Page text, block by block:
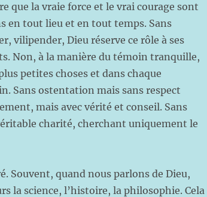
la vraie force et le vrai courage sont
en tout lieu et en tout temps. Sans
vilipender, Dieu réserve ce rôle à ses
Non, à la manière du témoin tranquille,
petites choses et dans chaque
Sans ostentation mais sans respect
mais avec vérité et conseil. Sans
charité, cherchant uniquement le
Souvent, quand nous parlons de Dieu,
la science, l’histoire, la philosophie. Cela